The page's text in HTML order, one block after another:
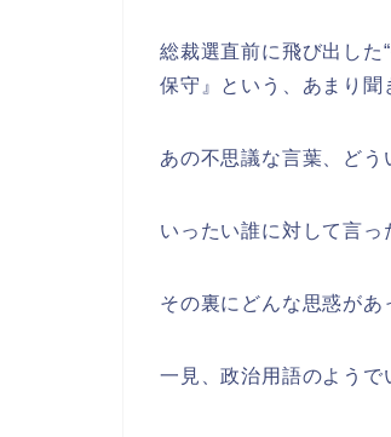
総裁選直前に飛び出した
保守』という、あまり聞
あの不思議な言葉、どう
いったい誰に対して言っ
その裏にどんな思惑があ
一見、政治用語のようで